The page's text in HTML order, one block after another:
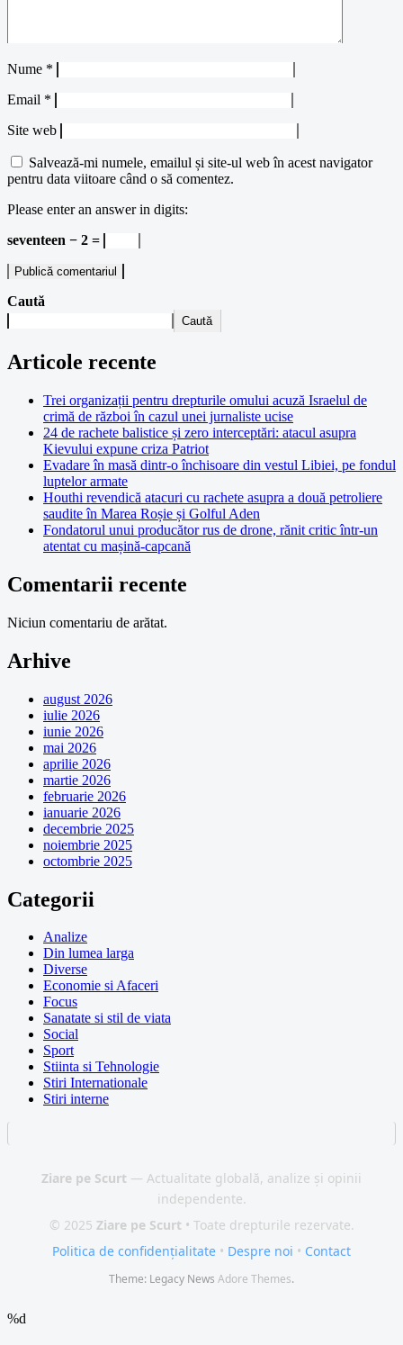
Nume *
Email *
Site web
Salvează-mi numele, emailul și site-ul web în acest navigator
pentru data viitoare când o să comentez.
Please enter an answer in digits:
seventeen − 2 =
Caută
Caută
Articole recente
Trei organizații pentru drepturile omului acuză Israelul de
crimă de război în cazul unei jurnaliste ucise
24 de rachete balistice și zero interceptări: atacul asupra
Kievului expune criza Patriot
Evadare în masă dintr-o închisoare din vestul Libiei, pe fondul
luptelor armate
Houthi revendică atacuri cu rachete asupra a două petroliere
saudite în Marea Roșie și Golful Aden
Fondatorul unui producător rus de drone, rănit critic într-un
atentat cu mașină-capcană
Comentarii recente
Niciun comentariu de arătat.
Arhive
august 2026
iulie 2026
iunie 2026
mai 2026
aprilie 2026
martie 2026
februarie 2026
ianuarie 2026
decembrie 2025
noiembrie 2025
octombrie 2025
Categorii
Analize
Din lumea larga
Diverse
Economie si Afaceri
Focus
Sanatate si stil de viata
Social
Sport
Stiinta si Tehnologie
Stiri Internationale
Stiri interne
Ziare pe Scurt — Actualitate globală, analize și opinii
independente.
© 2025 Ziare pe Scurt • Toate drepturile rezervate.
Politica de confidențialitate • Despre noi • Contact
Theme: Legacy News Adore Themes.
%d